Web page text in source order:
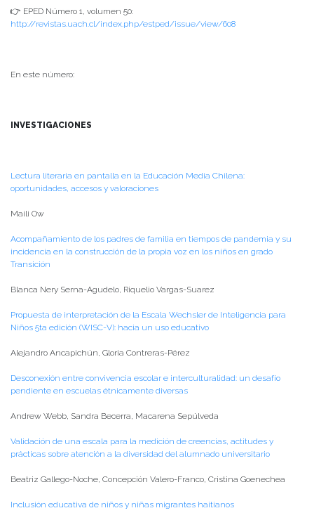
👉 EPED Número 1, volumen 50:
http://revistas.uach.cl/index.php/estped/issue/view/608
En este número:
INVESTIGACIONES
Lectura literaria en pantalla en la Educación Media Chilena:
oportunidades, accesos y valoraciones
Maili Ow
Acompañamiento de los padres de familia en tiempos de pandemia y su
incidencia en la construcción de la propia voz en los niños en grado
Transición
Blanca Nery Serna-Agudelo, Riquelio Vargas-Suarez
Propuesta de interpretación de la Escala Wechsler de Inteligencia para
Niños 5ta edición (WISC-V): hacia un uso educativo
Alejandro Ancapichún, Gloria Contreras-Pérez
Desconexión entre convivencia escolar e interculturalidad: un desafío
pendiente en escuelas étnicamente diversas
Andrew Webb, Sandra Becerra, Macarena Sepúlveda
Validación de una escala para la medición de creencias, actitudes y
prácticas sobre atención a la diversidad del alumnado universitario
Beatriz Gallego-Noche, Concepción Valero-Franco, Cristina Goenechea
Inclusión educativa de niños y niñas migrantes haitianos